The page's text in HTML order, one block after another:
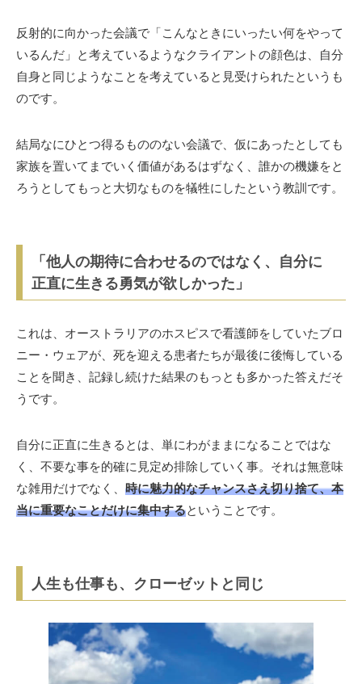
反射的に向かった会議で「こんなときにいったい何をやって
いるんだ」と考えているようなクライアントの顔色は、自分
自身と同じようなことを考えていると見受けられたというも
のです。
結局なにひとつ得るもののない会議で、仮にあったとしても
家族を置いてまでいく価値があるはずなく、誰かの機嫌をと
ろうとしてもっと大切なものを犠牲にしたという教訓です。
「他人の期待に合わせるのではなく、自分に
正直に生きる勇気が欲しかった」
これは、オーストラリアのホスピスで看護師をしていたブロ
ニー・ウェアが、死を迎える患者たちが最後に後悔している
ことを聞き、記録し続けた結果のもっとも多かった答えだそ
うです。
自分に正直に生きるとは、単にわがままになることではな
く、不要な事を的確に見定め排除していく事。それは無意味
な雑用だけでなく、 時に魅力的なチャンスさえ切り捨て、本
当に重要なことだけに集中するということです。
人生も仕事も、クローゼットと同じ